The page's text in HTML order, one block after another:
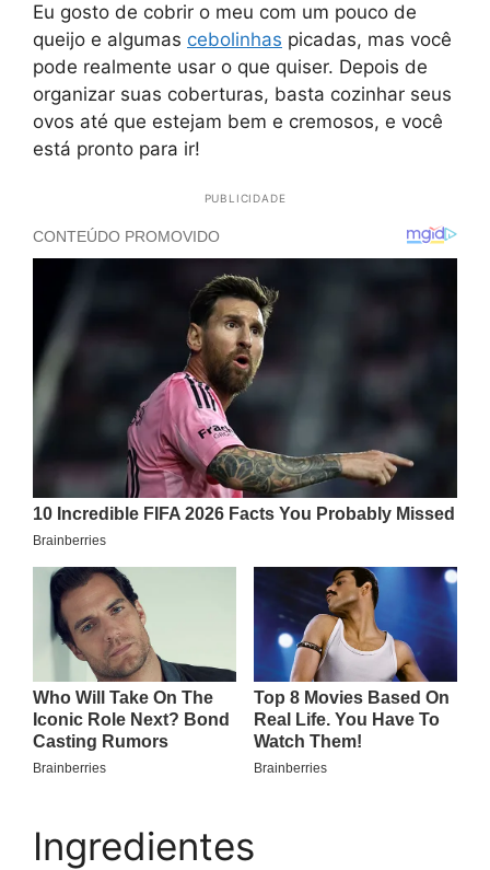
Eu gosto de cobrir o meu com um pouco de
queijo e algumas cebolinhas picadas, mas você
pode realmente usar o que quiser. Depois de
organizar suas coberturas, basta cozinhar seus
ovos até que estejam bem e cremosos, e você
está pronto para ir!
PUBLICIDADE
Ingredientes